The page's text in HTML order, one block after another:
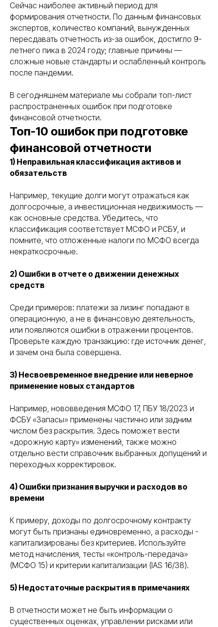
Сейчас наиболее активный период для
формирования отчетности. По данным финансовых
экспертов, количество компаний, вынужденных
пересдавать отчетность из-за ошибок, достигло 9-
летнего пика в 2024 году; главные причины —
сложные новые стандарты и ослабленный контроль
после пандемии.
В сегодняшнем материале мы собрали топ-лист
распространенных ошибок при подготовке
финансовой отчетности.
Топ-10 ошибок при подготовке
финансовой отчетности
1) Неправильная классификация активов и
обязательств
Например, текущие долги могут отражаться как
долгосрочные, а инвестиционная недвижимость —
как основные средства. Убедитесь, что
классификация соответствует МСФО и РСБУ, и
помните, что отложенные налоги по МСФО всегда
некраткосрочные.
2) Ошибки в отчете о движении денежных
средств
Среди примеров: платежи за лизинг попадают в
операционную, а не в финансовую деятельность,
или появляются ошибки в отражении процентов.
Проверьте каждую транзакцию: где источник денег,
и зачем она была совершена.
3) Несвоевременное внедрение или неверное
применение новых стандартов
Например, нововведения МСФО 17, ПБУ 18/2023 и
ФСБУ «Запасы» применены частично или задним
числом без раскрытия. Здесь поможет вести
«дорожную карту» изменений, также можно
отдельно вести справочник выбранных допущений и
переходных корректировок.
4) Ошибки признания выручки и расходов во
времени
К примеру, доходы по долгосрочному контракту
могут быть признаны единовременно, а расходы -
капитализированы без критериев. Используйте
метод начисления, тесты «контроль-передача»
(МСФО 15) и критерии капитализации (IAS 16/38).
5) Недостаточные раскрытия в примечаниях
В отчетности может не быть информации о
существенных оценках, управлении рисками или